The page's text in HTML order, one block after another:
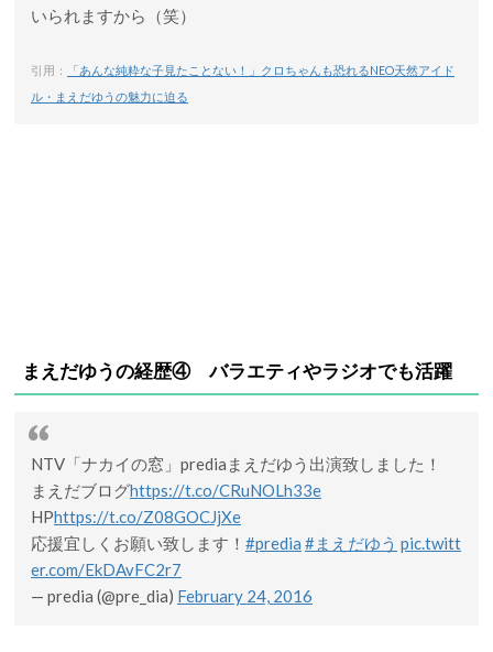
いられますから（笑）
引用：
「あんな純粋な子見たことない！」クロちゃんも恐れるNEO天然アイド
ル・まえだゆうの魅力に迫る
まえだゆうの経歴④ バラエティやラジオでも活躍
NTV「ナカイの窓」prediaまえだゆう出演致しました！
まえだブログhttps://t.co/CRuNOLh33e
HPhttps://t.co/Z08GOCJjXe
応援宜しくお願い致します！ #predia #まえだゆう pic.twitt
er.com/EkDAvFC2r7
— predia (@pre_dia) February 24, 2016